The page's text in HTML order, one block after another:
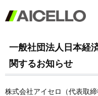
一般社団法人日本経
関するお知らせ
株式会社アイセロ（代表取